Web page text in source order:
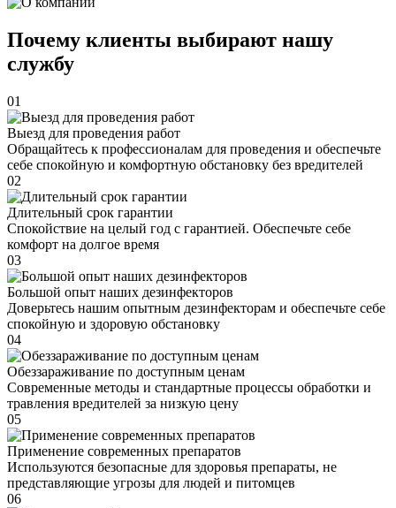
Почему клиенты выбирают нашу
службу
01
Выезд для проведения работ
Обращайтесь к профессионалам для проведения и обеспечьте
себе спокойную и комфортную обстановку без вредителей
02
Длительный срок гарантии
Спокойствие на целый год с гарантией. Обеспечьте себе
комфорт на долгое время
03
Большой опыт наших дезинфекторов
Доверьтесь нашим опытным дезинфекторам и обеспечьте себе
спокойную и здоровую обстановку
04
Обеззараживание по доступным ценам
Современные методы и стандартные процессы обработки и
травления вредителей за низкую цену
05
Применение современных препаратов
Используются безопасные для здоровья препараты, не
представляющие угрозы для людей и питомцев
06